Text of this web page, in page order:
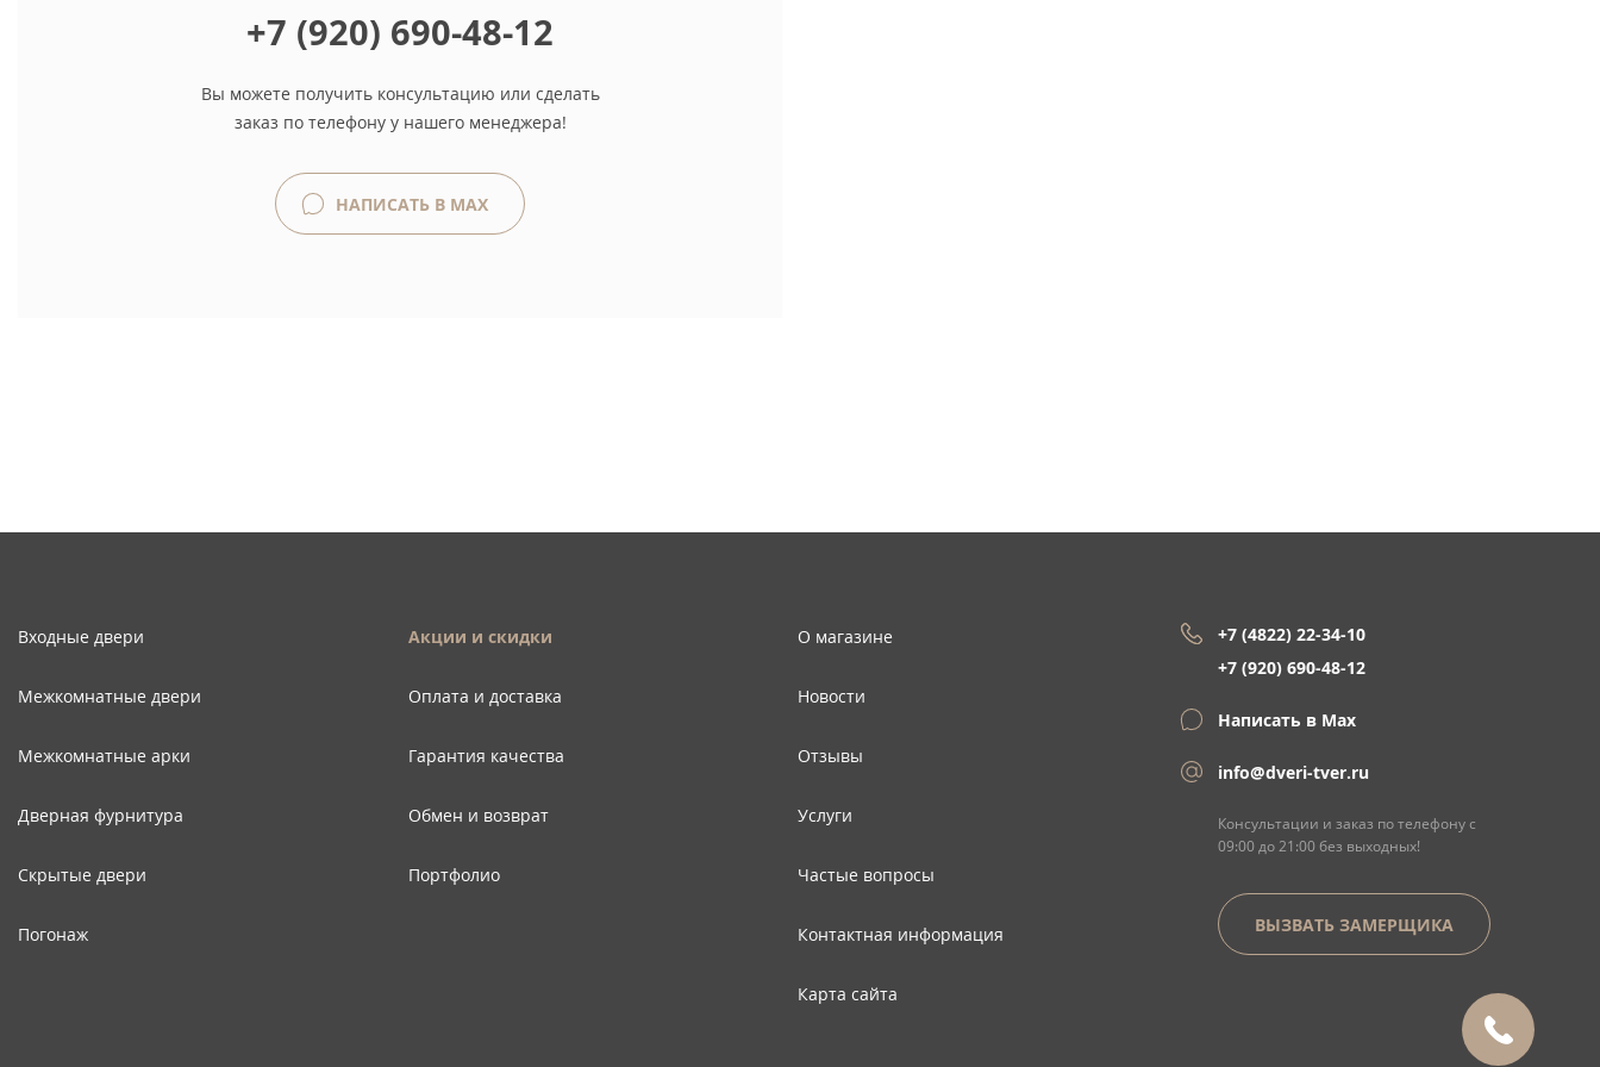
+7 (920) 690-48-12
Вы можете получить консультацию или сделать
заказ по телефону у нашего менеджера!
НАПИСАТЬ В MAX
Входные двери
Межкомнатные двери
Межкомнатные арки
Дверная фурнитура
Скрытые двери
Погонаж
Акции и скидки
Оплата и доставка
Гарантия качества
Обмен и возврат
Портфолио
О магазине
Новости
Отзывы
Услуги
Частые вопросы
Контактная информация
Карта сайта
+7 (4822) 22-34-10
+7 (920) 690-48-12
Написать в Max
info@dveri-tver.ru
Консультации и заказ по телефону с
09:00 до 21:00 без выходных!
ВЫЗВАТЬ ЗАМЕРЩИКА